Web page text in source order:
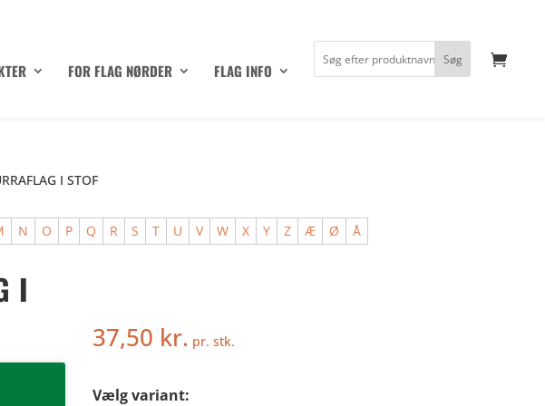
FOR FLAG NØRDER FLAG INFO
I STOF
N O P Q R S T U V W X Y Z Æ Ø Å
I
37,50 kr. pr. stk.
Vælg variant: